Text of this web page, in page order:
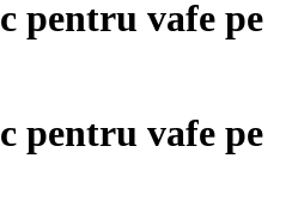
pentru vafe pe
pentru vafe pe